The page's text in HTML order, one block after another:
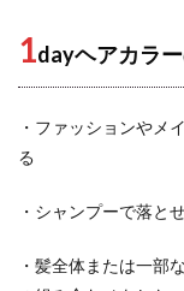
1dayヘアカラ
・ファッションやメ
る
・シャンプーで落と
・髪全体または一部